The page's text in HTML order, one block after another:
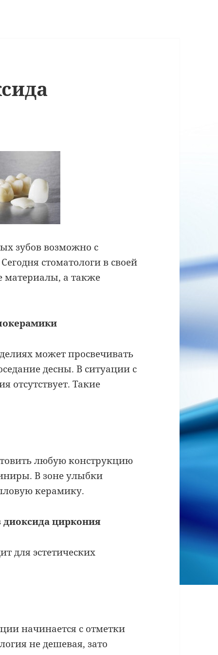
зубов возможно с
стоматологи в своей
материалы, а также
может просвечивать
десны. В ситуации с
отсутствует. Такие
любую конструкцию
В зоне улыбки
керамику.
диоксида циркония
для эстетических
начинается с отметки
не дешевая, зато